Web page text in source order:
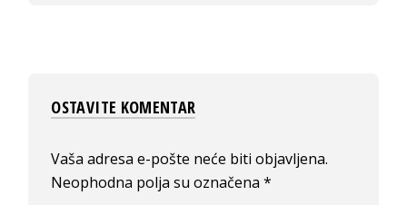
OSTAVITE KOMENTAR
Vaša adresa e-pošte neće biti objavljena.
Neophodna polja su označena*